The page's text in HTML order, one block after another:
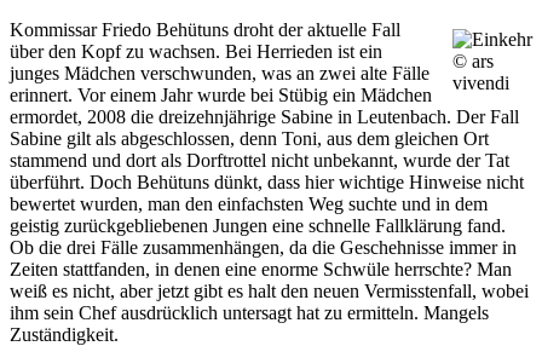
© ars
vivendi
Kommissar Friedo Behütuns droht der aktuelle Fall
über den Kopf zu wachsen. Bei Herrieden ist ein
junges Mädchen verschwunden, was an zwei alte Fälle
erinnert. Vor einem Jahr wurde bei Stübig ein Mädchen
ermordet, 2008 die dreizehnjährige Sabine in Leutenbach. Der Fall
Sabine gilt als abgeschlossen, denn Toni, aus dem gleichen Ort
stammend und dort als Dorftrottel nicht unbekannt, wurde der Tat
überführt. Doch Behütuns dünkt, dass hier wichtige Hinweise nicht
bewertet wurden, man den einfachsten Weg suchte und in dem
geistig zurückgebliebenen Jungen eine schnelle Fallklärung fand.
Ob die drei Fälle zusammenhängen, da die Geschehnisse immer in
Zeiten stattfanden, in denen eine enorme Schwüle herrschte? Man
weiß es nicht, aber jetzt gibt es halt den neuen Vermisstenfall, wobei
ihm sein Chef ausdrücklich untersagt hat zu ermitteln. Mangels
Zuständigkeit.